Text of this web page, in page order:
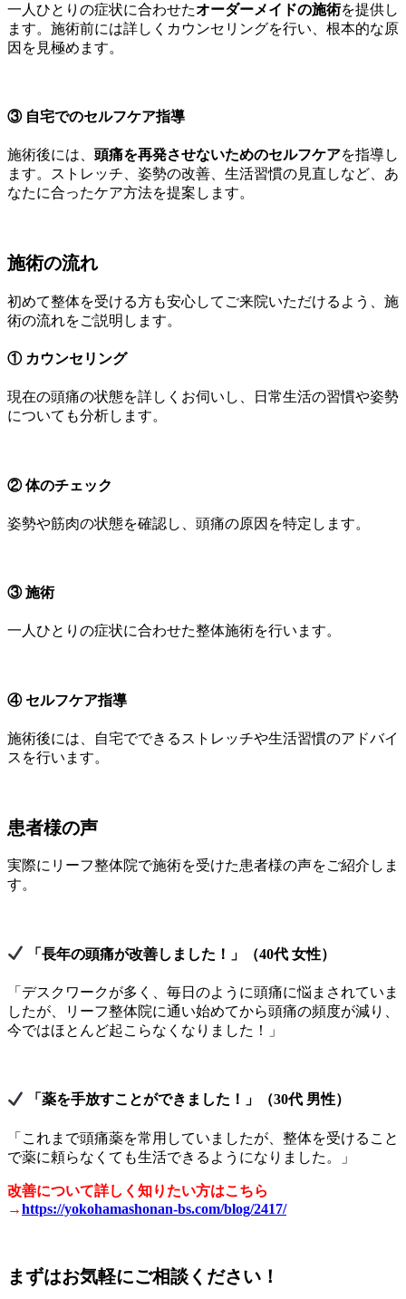
一人ひとりの症状に合わせたオーダーメイドの施術を提供し
ます。施術前には詳しくカウンセリングを行い、根本的な原
因を見極めます。
③ 自宅でのセルフケア指導
施術後には、 頭痛を再発させないためのセルフケアを指導し
ます。ストレッチ、姿勢の改善、生活習慣の見直しなど、あ
なたに合ったケア方法を提案します。
施術の流れ
初めて整体を受ける方も安心してご来院いただけるよう、施
術の流れをご説明します。
① カウンセリング
現在の頭痛の状態を詳しくお伺いし、日常生活の習慣や姿勢
についても分析します。
② 体のチェック
姿勢や筋肉の状態を確認し、頭痛の原因を特定します。
③ 施術
一人ひとりの症状に合わせた整体施術を行います。
④ セルフケア指導
施術後には、自宅でできるストレッチや生活習慣のアドバイ
スを行います。
患者様の声
実際にリーフ整体院で施術を受けた患者様の声をご紹介しま
す。
「長年の頭痛が改善しました！」（40代 女性）
「デスクワークが多く、毎日のように頭痛に悩まされていま
したが、リーフ整体院に通い始めてから頭痛の頻度が減り、
今ではほとんど起こらなくなりました！」
「薬を手放すことができました！」（30代 男性）
「これまで頭痛薬を常用していましたが、整体を受けること
で薬に頼らなくても生活できるようになりました。」
改善について詳しく知りたい方はこちら
→https://yokohamashonan-bs.com/blog/2417/
まずはお気軽にご相談ください！